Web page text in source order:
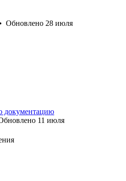
• Обновлено 28 июля
документацию
11 июля